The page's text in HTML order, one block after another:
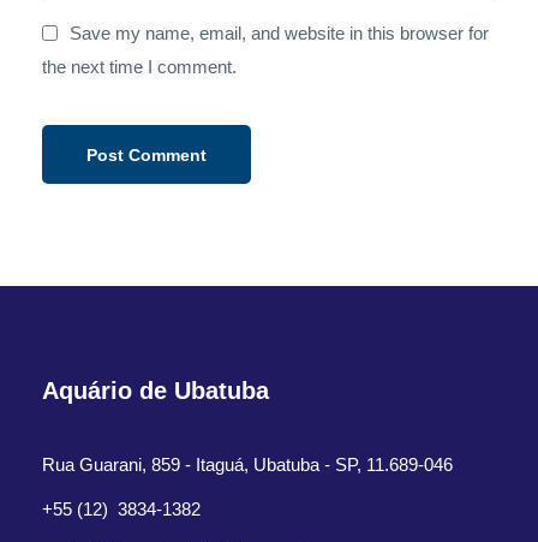
Save my name, email, and website in this browser for
the next time I comment.
Aquário de Ubatuba
Rua Guarani, 859 - Itaguá, Ubatuba - SP, 11.689-046
+55 (12) 3834-1382